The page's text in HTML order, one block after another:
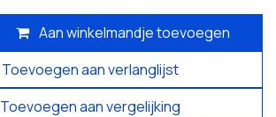
Aan winkelmandje toevoegen
Toevoegen aan vergelijking
Toevoegen aan verlanglijst